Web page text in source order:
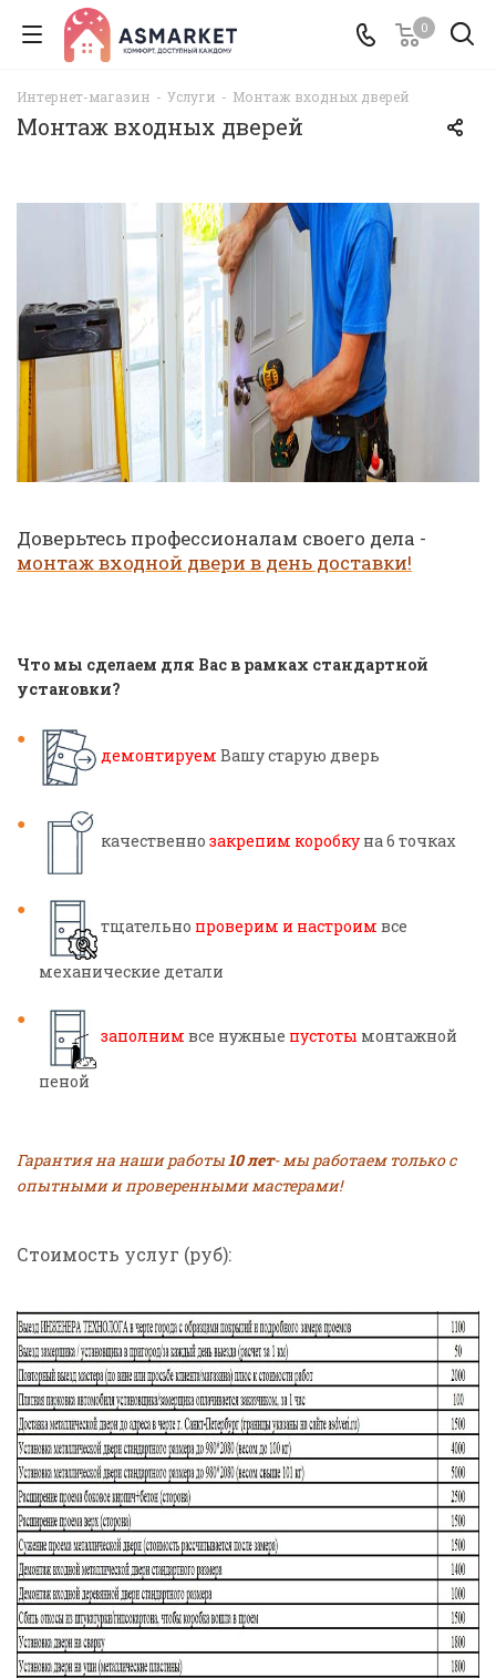
0
Интернет-магазин - Услуги - Монтаж входных дверей
Монтаж входных дверей
Доверьтесь профессионалам своего дела -
монтаж входной двери в день доставки!
Что мы сделаем для Вас в рамках стандартной
установки?
демонтируем Вашу старую дверь
качественно закрепим коробку на 6 точках
тщательно проверим и настроим все
механические детали
заполним все нужные пустоты монтажной
пеной
Гарантия на наши работы10 лет- мы работаем только с
опытными и проверенными мастерами!
Стоимость услуг (руб):